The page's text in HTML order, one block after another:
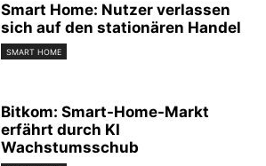
Smart Home: Nutzer verlassen
sich auf den stationären Handel
SMART HOME
Bitkom: Smart-Home-Markt
erfährt durch KI
Wachstumsschub